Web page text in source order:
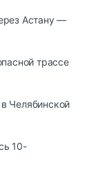
Астану —
трассе
Челябинской
10-